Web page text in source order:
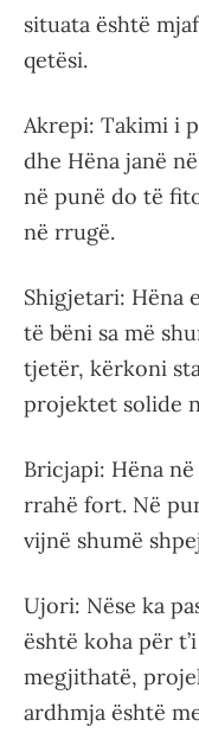
situata është
qetësi.
Akrepi: Takimi i
dhe Hëna janë
në punë do të
në rrugë.
Shigjetari: Hëna
të bëni sa më
tjetër, kërkoni
projektet solide
Bricjapi: Hëna
rrahë fort. Në
vijnë shumë
Ujori: Nëse ka
është koha për
megjithatë,
ardhmja është